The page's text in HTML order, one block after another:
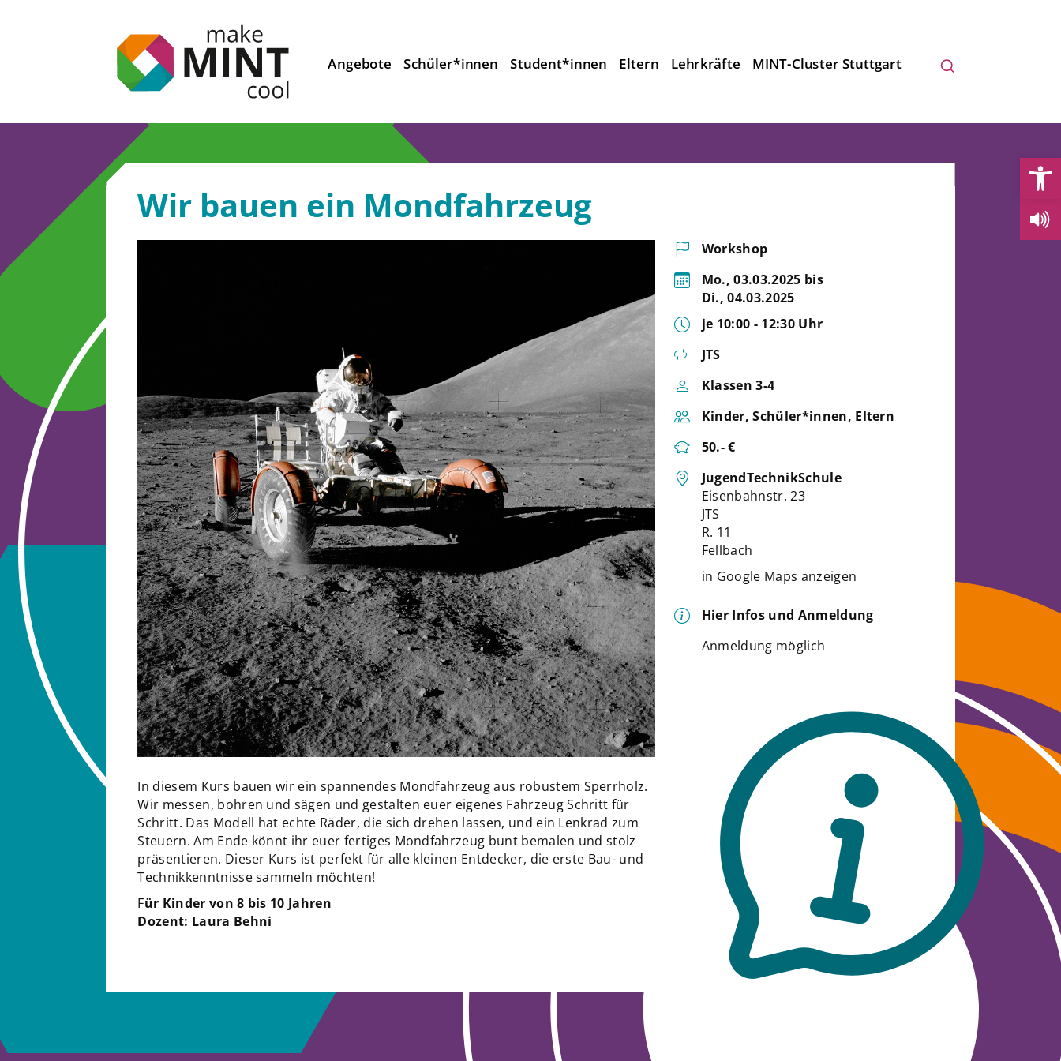
Angebote Schüler*innen Student*innen Eltern Lehrkräfte MINT-Cluster Stuttgart
Wir bauen ein Mondfahrzeug
In diesem Kurs bauen wir ein spannendes Mondfahrzeug aus robustem Sperrholz.
Wir messen, bohren und sägen und gestalten euer eigenes Fahrzeug Schritt für
Schritt. Das Modell hat echte Räder, die sich drehen lassen, und ein Lenkrad zum
Steuern. Am Ende könnt ihr euer fertiges Mondfahrzeug bunt bemalen und stolz
präsentieren. Dieser Kurs ist perfekt für alle kleinen Entdecker, die erste Bau- und
Technikkenntnisse sammeln möchten!
Für Kinder von 8 bis 10 Jahren
Dozent: Laura Behni
Workshop
Mo., 03.03.2025 bis
Di., 04.03.2025
je 10:00 - 12:30 Uhr
JTS
Klassen 3-4
Kinder, Schüler*innen, Eltern
50.- €
JugendTechnikSchule
Eisenbahnstr. 23
JTS
R. 11
Fellbach
in Google Maps anzeigen
Hier Infos und Anmeldung
Anmeldung möglich